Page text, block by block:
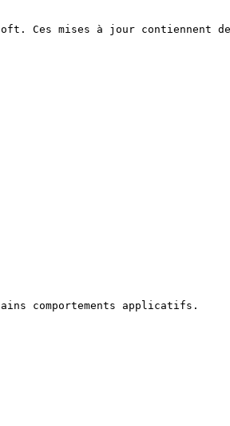
Ces mises à jour contiennent
comportements applicatifs.